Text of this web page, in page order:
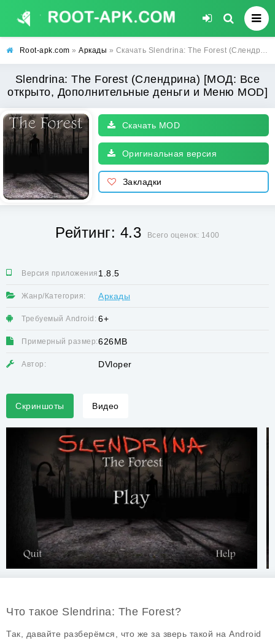
Root-apk.com » Аркады » Скачать Slendrina: The Forest (Слендрина) [МОД: Все открыто, Дополнительные деньги и Меню MOD] | Взлом Slendrina: The Forest на Андроид
Slendrina: The Forest (Слендрина) [МОД: Все
открыто, Дополнительные деньги и Меню MOD]
Скачать MOD
Оригинальная версия
Закладки
Рейтинг: 4.3 Всего оценок: 1400
Версия приложения:1.8.5
Жанр/Категория: Аркады
Требуемый Android: 6+
Примерный размер:626MB
Автор: DVloper
Скриншоты Видео
Что такое Slendrina: The Forest?
Так, давайте разберёмся, что же за зверь такой на Android